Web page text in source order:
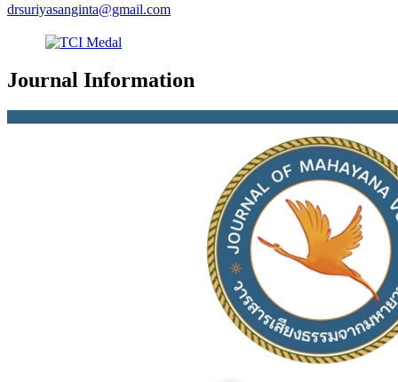
drsuriyasanginta@gmail.com
Journal Information